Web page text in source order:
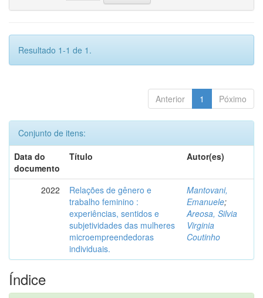
Resultado 1-1 de 1.
Anterior 1 Póximo
Conjunto de itens:
Data do
documento
Título Autor(es)
2022
Relações de gênero e
trabalho feminino :
experiências, sentidos e
subjetividades das mulheres
microempreendedoras
individuais.
Mantovani,
Emanuele;
Areosa, Silvia
Virginia
Coutinho
Índice